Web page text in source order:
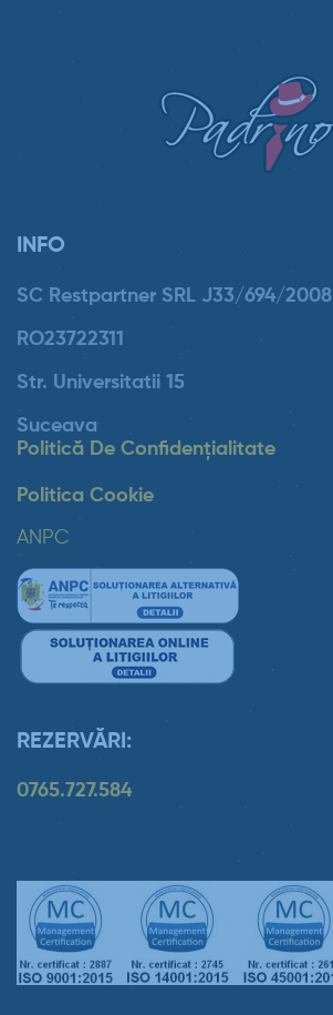
INFO
SC Restpartner SRL J33/694/2008
RO23722311
Str. Universitatii 15
Suceava
Politică De Confidențialitate
Politica Cookie
ANPC
REZERVĂRI:
0765.727.584